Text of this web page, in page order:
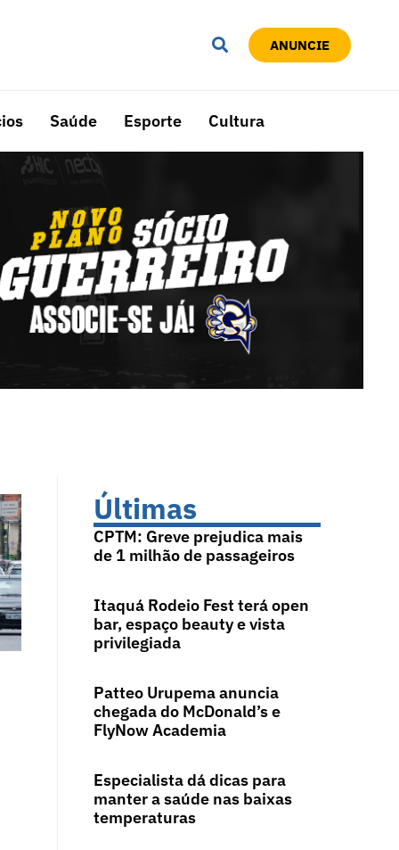
ANUNCIE
Saúde Esporte Cultura
Últimas
CPTM: Greve prejudica mais
de 1 milhão de passageiros
Itaquá Rodeio Fest terá open
bar, espaço beauty e vista
privilegiada
Patteo Urupema anuncia
chegada do McDonald’s e
FlyNow Academia
Especialista dá dicas para
manter a saúde nas baixas
temperaturas